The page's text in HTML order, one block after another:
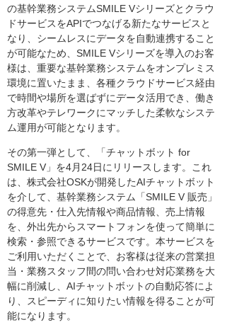
の基幹業務システムSMILE Vシリーズとクラウ
ドサービスをAPIでつなげる新たなサービスと
なり、シームレスにデータを自動連携すること
が可能なため、SMILE Vシリーズを導入のお客
様は、重要な基幹業務システムをオンプレミス
環境に置いたまま、各種クラウドサービス経由
で時間や場所を選ばずにデータ活用でき、働き
方改革やテレワークにマッチした柔軟なシステ
ム運用が可能となります。
その第一弾として、「チャットボット for
SMILE V」を4月24日にリリースします。これ
は、株式会社OSKが開発したAIチャットボット
を介して、基幹業務システム「SMILE V 販売」
の得意先・仕入先情報や商品情報、売上情報
を、外出先からスマートフォンを使って簡単に
検索・参照できるサービスです。本サービスを
ご利用いただくことで、お客様は従来の営業担
当・業務スタッフ間の問い合わせ対応業務を大
幅に削減し、AIチャットボットの自動応答によ
り、スピーディに知りたい情報を得ることが可
能になります。